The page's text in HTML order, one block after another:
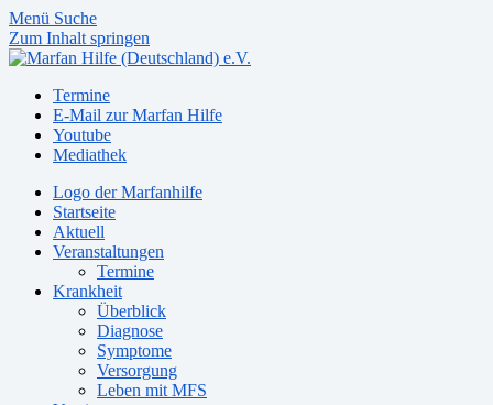
Menü Suche
Zum Inhalt springen
Termine
E-Mail zur Marfan Hilfe
Youtube
Mediathek
Logo der Marfanhilfe
Startseite
Aktuell
Veranstaltungen
Termine
Krankheit
Überblick
Diagnose
Symptome
Versorgung
Leben mit MFS